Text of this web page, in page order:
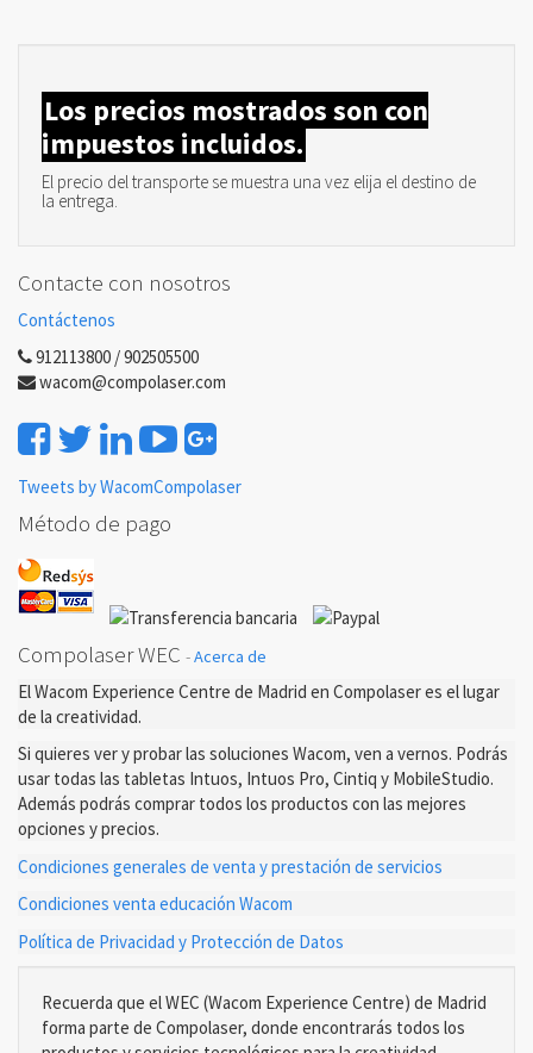
Los precios mostrados son con
impuestos incluidos.
El precio del transporte se muestra una vez elija el destino de
la entrega.
Contacte con nosotros
Contáctenos
912113800 / 902505500
wacom@compolaser.com
Tweets by WacomCompolaser
Método de pago
Compolaser WEC -Acerca de
El Wacom Experience Centre de Madrid en Compolaser es el lugar
de la creatividad.
Si quieres ver y probar las soluciones Wacom, ven a vernos. Podrás
usar todas las tabletas Intuos, Intuos Pro, Cintiq y MobileStudio.
Además podrás comprar todos los productos con las mejores
opciones y precios.
Condiciones generales de venta y prestación de servicios
Condiciones venta educación Wacom
Política de Privacidad y Protección de Datos
Recuerda que el WEC (Wacom Experience Centre) de Madrid
forma parte de Compolaser, donde encontrarás todos los